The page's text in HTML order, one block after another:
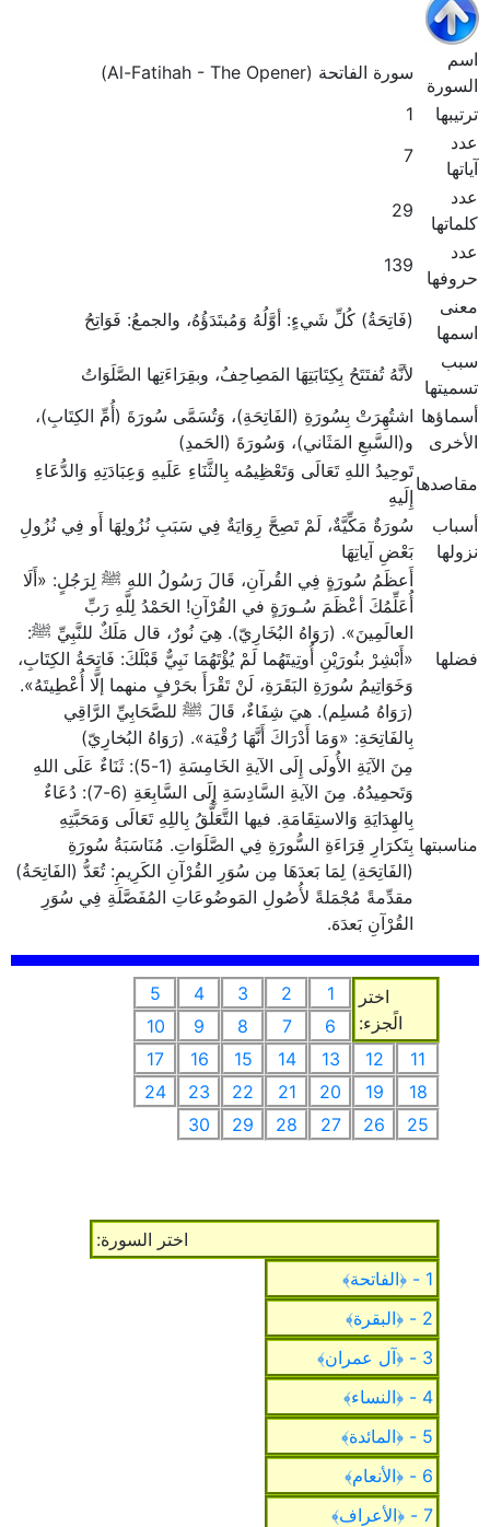
اسم
السورة
سورة الفاتحة (Al-Fatihah - The Opener)
ترتيبها
1
عدد
آياتها
7
عدد
كلماتها
29
عدد
حروفها
139
معنى
اسمها
(فَاتِحَةُ) كُلِّ شَيءٍ: أوَّلُهُ وَمُبتَدَؤُهُ، والجمعُ: فَوَاتِحُ
سبب
تسميتها
لأنَّهُ تُفتَتَحُ بِكِتَابَتِهَا المَصِاحِفُ، وبقِرَاءَتِها الصَّلَوَاتُ
أسماؤها
الأخرى
اشتُهِرَتْ بِسُورَةِ (الفَاتِحَةِ)، وَتُسَمَّى سُورَةَ (أُمِّ الكِتَابِ)،
و(السَّبعِ المَثَاني)، وَسُورَةَ (الحَمدِ)
مقاصدها
تَوحِيدُ اللهِ تَعَالَى وَتَعْظِيمُه بِالثَّنَاءِ عَلَيهِ وَعِبَادَتِهِ وَالدُّعَاءِ
إِلَيهِ
أسباب
نزولها
سُورَةٌ مَكِّيَّةٌ، لَمْ تَصِحَّ رِوَايَةٌ فِي سَبَبِ نُزُولِهَا أَو فِي نُزُولِ
بَعْضِ آياتِهَا
فضلها
أَعظَمُ سُورَةٍ فِي القُرآنِ، قَالَ رَسُولُ اللهِ ﷺ لِرَجُلٍ: «أَلَا
أُعَلِّمُكَ أعْظَمَ سُـورَةٍ في القُرْآنِ! الحَمْدُ لِلَّهِ رَبِّ
العالَمِينَ». (رَوَاهُ البُخَارِيّ). هِيَ نُورٌ، قال مَلَكٌ للنَّبِيِّ ﷺ:
«أَبْشِرْ بنُورَيْنِ أُوتِيتَهُما لَمْ يُؤْتَهُمَا نَبِيٌّ قَبْلَكَ: فَاتِحَةُ الكِتَابِ،
وَخَوَاتِيمُ سُورَةِ البَقَرَةِ، لَنْ تَقْرَأَ بحَرْفٍ منهما إلَّا أُعْطِيتَهُ».
(رَوَاهُ مُسلِم). هيَ شِفَاءٌ، قَالَ ﷺ للصَّحَابِيِّ الرَّاقِي
بِالفَاتِحَةِ: «وَمَا أَدْرَاكَ أَنَّهَا رُقْيَة». (رَوَاهُ البُخارِيّ)
مناسبتها
مِنَ الآيَةِ الأُولَى إِلَى الآيةِ الخَامِسَةِ (1-5): ثَنَاءٌ عَلَى اللهِ
وَتَحمِيدُهُ. مِنَ الآيةِ السَّادِسَةِ إِلَى السَّابِعَةِ (6-7): دُعَاءٌ
بِالهِدَايَةِ وَالاستِقَامَةِ. فيها التَّعَلُّقُ بِاللِهِ تَعَالَى وَمَحَبَّتِهِ
بِتَكرَارِ قِرَاءَةِ السُّورَةِ فِي الصَّلَوَاتِ. مُنَاسَبَةُ سُورَةِ
(الفَاتِحَةِ) لِمَا بَعدَهَا مِن سُوَرِ القُرْآنِ الكَرِيمِ: تُعَدُّ (الفَاتِحَةُ)
مقدِّمةً مُجْمَلةً لأُصُولِ المَوضُوعَاتِ المُفَصَّلَةِ فِي سُوَرِ
القُرْآنِ بَعدَهَ.
اختر
الًجزء:
1
2
3
4
5
6
7
8
9
10
11
12
13
14
15
16
17
18
19
20
21
22
23
24
25
26
27
28
29
30
اختر السورة:
1 - ﴿الفاتحة﴾
2 - ﴿البقرة﴾
3 - ﴿آل عمران﴾
4 - ﴿النساء﴾
5 - ﴿المائدة﴾
6 - ﴿الأنعام﴾
7 - ﴿الأعراف﴾